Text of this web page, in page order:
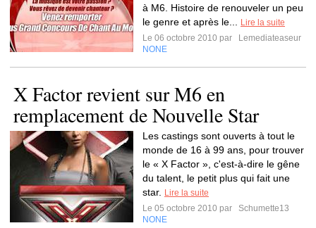
à M6. Histoire de renouveler un peu
le genre et après le...
Lire la suite
Le 06 octobre 2010 par
Lemediateaseur
NONE
X Factor revient sur M6 en
remplacement de Nouvelle Star
Les castings sont ouverts à tout le
monde de 16 à 99 ans, pour trouver
le « X Factor », c'est-à-dire le gêne
du talent, le petit plus qui fait une
star.
Lire la suite
Le 05 octobre 2010 par
Schumette13
NONE